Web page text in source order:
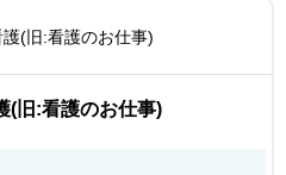
(旧:看護のお仕事)